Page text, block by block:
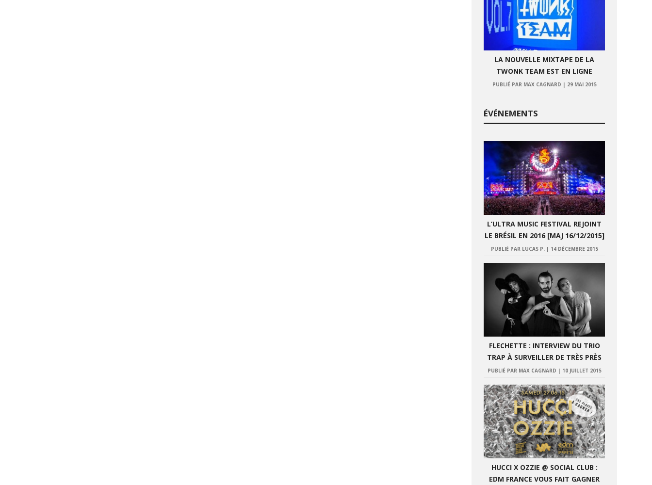
LA NOUVELLE MIXTAPE DE LA
TWONK TEAM EST EN LIGNE
PUBLIÉ PAR MAX CAGNARD | 29 MAI 2015
ÉVÉNEMENTS
L’ULTRA MUSIC FESTIVAL REJOINT
LE BRÉSIL EN 2016 [MAJ 16/12/2015]
PUBLIÉ PAR LUCAS P. | 14 DÉCEMBRE 2015
FLECHETTE : INTERVIEW DU TRIO
TRAP À SURVEILLER DE TRÈS PRÈS
PUBLIÉ PAR MAX CAGNARD | 10 JUILLET 2015
HUCCI X OZZIE @ SOCIAL CLUB :
EDM FRANCE VOUS FAIT GAGNER